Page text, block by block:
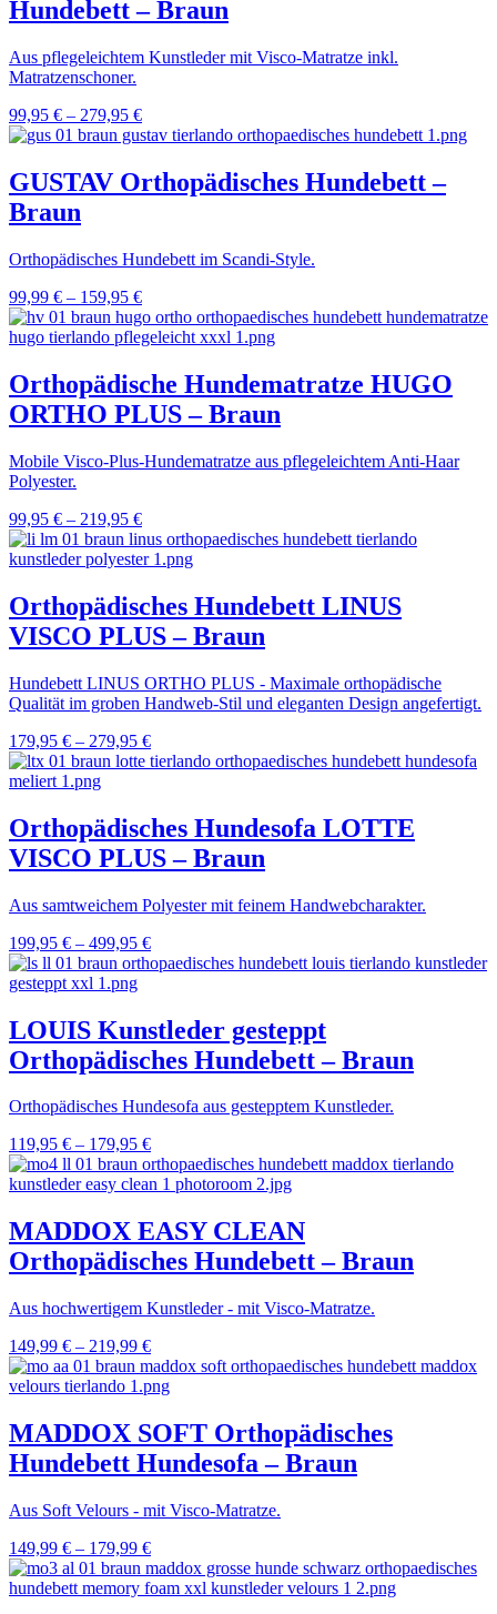
Hundebett – Braun
Aus pflegeleichtem Kunstleder mit Visco-Matratze inkl.
Matratzenschoner.
99,95 € – 279,95 €
GUSTAV Orthopädisches Hundebett –
Braun
Orthopädisches Hundebett im Scandi-Style.
99,99 € – 159,95 €
Orthopädische Hundematratze HUGO
ORTHO PLUS – Braun
Mobile Visco-Plus-Hundematratze aus pflegeleichtem Anti-Haar
Polyester.
99,95 € – 219,95 €
Orthopädisches Hundebett LINUS
VISCO PLUS – Braun
Hundebett LINUS ORTHO PLUS - Maximale orthopädische
Qualität im groben Handweb-Stil und eleganten Design angefertigt.
179,95 € – 279,95 €
Orthopädisches Hundesofa LOTTE
VISCO PLUS – Braun
Aus samtweichem Polyester mit feinem Handwebcharakter.
199,95 € – 499,95 €
LOUIS Kunstleder gesteppt
Orthopädisches Hundebett – Braun
Orthopädisches Hundesofa aus gestepptem Kunstleder.
119,95 € – 179,95 €
MADDOX EASY CLEAN
Orthopädisches Hundebett – Braun
Aus hochwertigem Kunstleder - mit Visco-Matratze.
149,99 € – 219,99 €
MADDOX SOFT Orthopädisches
Hundebett Hundesofa – Braun
Aus Soft Velours - mit Visco-Matratze.
149,99 € – 179,99 €